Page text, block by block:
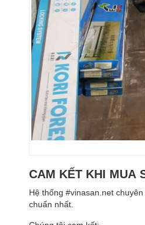
CAM KẾT KHI MUA
Hệ thống #vinasan.net
chuẩn nhất.